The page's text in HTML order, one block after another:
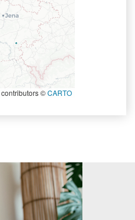
contributors ©CARTO